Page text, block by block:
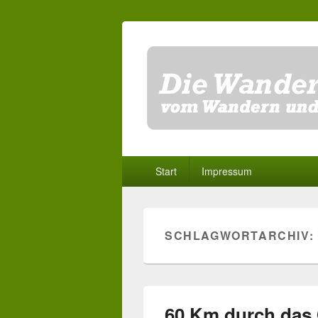
Start Impressum
SCHLAGWORTARCHIV: